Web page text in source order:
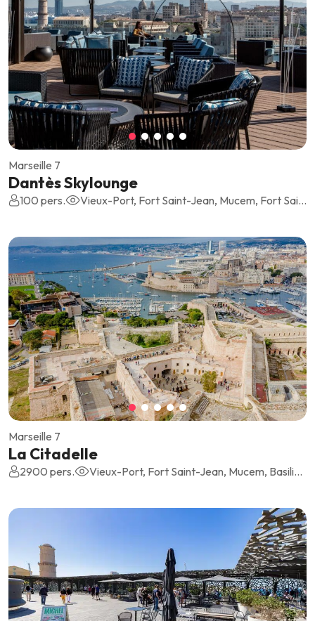
Marseille 7
Dantès Skylounge
100 pers. Vieux-Port, Fort Saint-Jean, Mucem, Fort Saint-Nicolas, Basilique Notre-Dame de la Garde
Marseille 7
La Citadelle
2900 pers. Vieux-Port, Fort Saint-Jean, Mucem, Basilique Notre-Dame de la Garde